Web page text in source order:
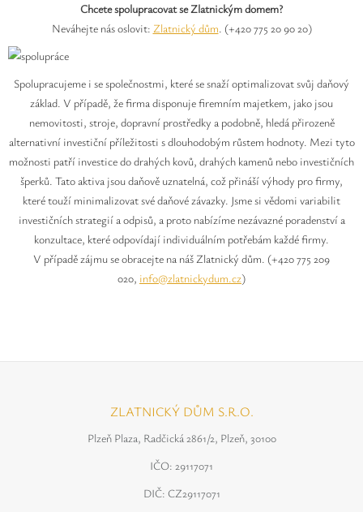
Diamanty
Safíry
GLI oceňování
Kontakt
Chcete spolupracovat se Zlatnickým domem?
Neváhejte nás oslovit: Zlatnický dům. (+420 775 20 90 20)
Spolupracujeme i se společnostmi, které se snaží optimalizovat svůj daňový
základ. V případě, že firma disponuje firemním majetkem, jako jsou
nemovitosti, stroje, dopravní prostředky a podobně, hledá přirozeně
alternativní investiční příležitosti s dlouhodobým růstem hodnoty. Mezi tyto
možnosti patří investice do drahých kovů, drahých kamenů nebo investičních
šperků. Tato aktiva jsou daňově uznatelná, což přináší výhody pro firmy,
které touží minimalizovat své daňové závazky. Jsme si vědomi variabilit
investičních strategií a odpisů, a proto nabízíme nezávazné poradenství a
konzultace, které odpovídají individuálním potřebám každé firmy.
V případě zájmu se obracejte na náš Zlatnický dům. (+420 775 209
020, info@zlatnickydum.cz)
ZLATNICKÝ DŮM S.R.O.
Plzeň Plaza, Radčická 2861/2, Plzeň, 30100
IČO: 29117071
DIČ: CZ29117071